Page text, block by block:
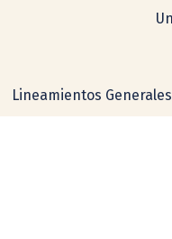
Lineamientos